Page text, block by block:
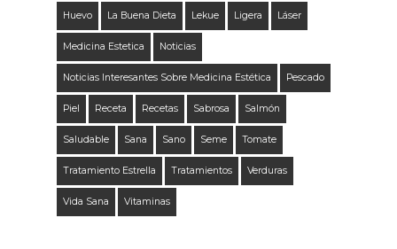
Huevo La Buena Dieta Lekue Ligera Láser
Medicina Estetica Noticias
Noticias Interesantes Sobre Medicina Estética Pescado
Piel Receta Recetas Sabrosa Salmón
Saludable Sana Sano Seme Tomate
Tratamiento Estrella Tratamientos Verduras
Vida Sana Vitaminas